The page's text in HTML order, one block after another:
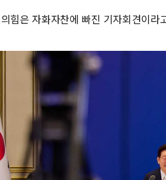
힘은 자화자찬에 빠진 기자회견이라